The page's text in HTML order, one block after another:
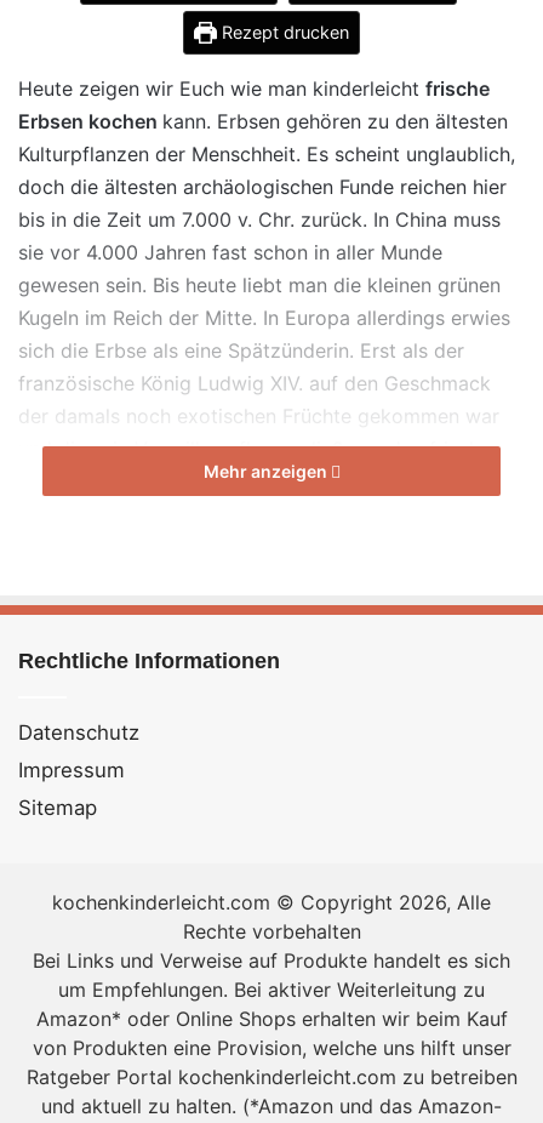
Rezept drucken
Heute zeigen wir Euch wie man kinderleicht frische
Erbsen kochen kann. Erbsen gehören zu den ältesten
Kulturpflanzen der Menschheit. Es scheint unglaublich,
doch die ältesten archäologischen Funde reichen hier
bis in die Zeit um 7.000 v. Chr. zurück. In China muss
sie vor 4.000 Jahren fast schon in aller Munde
gewesen sein. Bis heute liebt man die kleinen grünen
Kugeln im Reich der Mitte. In Europa allerdings erwies
sich die Erbse als eine Spätzünderin. Erst als der
französische König Ludwig XIV. auf den Geschmack
der damals noch exotischen Früchte gekommen war
und diese in Versailles pflanzen ließ, wurden frische
junge Erbsen auch hier populär. Zuvor kannte man sie
vermutet, welche Karriere die Erbse in den folgenden
tiefgekühlt wie konserviert jederzeit im Supermarkt zu
kaufen gibt.
Rezept: Frische Erbsen kochen für Anfänger –
Küchen – Basic [Bildinhalt mit KI erstellt]
Mehr anzeigen
Rechtliche Informationen
Datenschutz
Impressum
Sitemap
kochenkinderleicht.com © Copyright 2026, Alle
Rechte vorbehalten
Bei Links und Verweise auf Produkte handelt es sich
um Empfehlungen. Bei aktiver Weiterleitung zu
Amazon* oder Online Shops erhalten wir beim Kauf
von Produkten eine Provision, welche uns hilft unser
Ratgeber Portal kochenkinderleicht.com zu betreiben
und aktuell zu halten. (*Amazon und das Amazon-